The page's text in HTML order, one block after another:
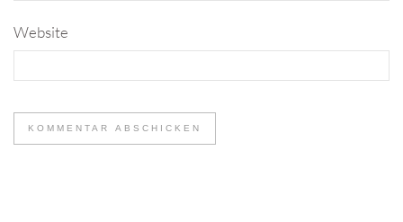
Website